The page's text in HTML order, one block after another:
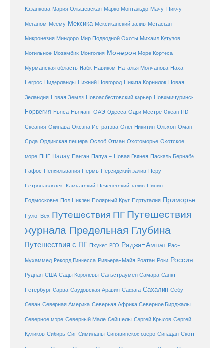
Казанкова Мария Ольшевская Марко Монтальдо Мачу-Пикчу
Меганом Меему Мексика Мексиканский залив Метаскан
Микронезия Миндоро Мир Подводной Охоты Михаил Кутузов
Могильное Мозамбик Монголия Монерон Море Кортеса
Мурманская область Набк Навиком Наталья Молчанова Наха
Негрос Нидерланды Нижний Новгород Никита Корнилов Новая
Зеландия Новая Земля Новоасбестовский карьер Новомичуринск
Норвегия Ньяса Ньячанг ОАЭ Одесса Одри Местре Океан HD
Океания Окинава Оксана Истратова Олег Никитин Ольхон Оман
Орда Ординская пещера Ослоб Отман Охотоморье Охотское
море ПНГ Палау Панган Папуа – Новая Гвинея Паскаль Бернабе
Пафос Пенсильвания Пермь Персидский залив Перу
Петропавловск-Камчатский Печенегский залив Пипин
Подмосковье Пол Никлен Полярный Круг Португалия Приморье
Пуло-Вех Путешествия ПГ Путешествия
журнала Предельная Глубина
Путешествия с ПГ Пхукет РГО Раджа-Ампат Рас-
Мухаммед Рекорд Гиннесса Ривьера-Майя Роатан Роки Россия
Рудная США Сады Королевы Сальстраумен Самара Санкт-
Петербург Сарва Саудовская Аравия Сафага Сахалин Себу
Севан Северная Америка Северная Африка Северное Бирджалы
Северное море Северный Мале Сейшелы Сергей Крылов Сергей
Куликов Сибирь Сиг Симиланы Синявинское озеро Сипадан Скотт